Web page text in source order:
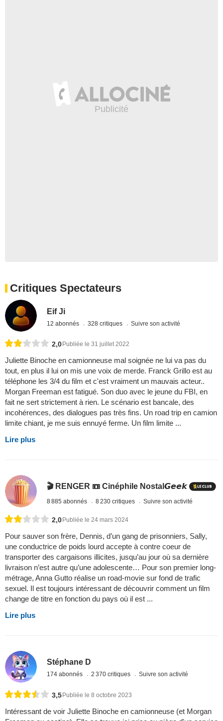
Critiques Spectateurs
Eif Ji
12 abonnés 328 critiques Suivre son activité
2,0 Publiée le 31 juillet 2022
Juliette Binoche en camionneuse mal soignée ne lui va pas du
tout, en plus il lui on mis une voix de merde. Franck Grillo est au
téléphone les 3/4 du film et c'est vraiment un mauvais acteur..
Morgan Freeman est fatigué. Son duo avec le jeune du FBI, en
fait ne sert strictement à rien. Le scénario est bancale, des
incohérences, des dialogues pas très fins. Un road trip en camion
limite chiant, je me suis ennuyé ferme. Un film limite ...
Lire plus
🎬 RENGER 📼 Cinéphile Nostal𝙂𝙚𝙚𝙠
8 885 abonnés 8 230 critiques Suivre son activité
2,0Publiée le 24 mars 2024
Pour sauver son frère, Dennis, d’un gang de prisonniers, Sally,
une conductrice de poids lourd accepte à contre coeur de
transporter des cargaisons illicites, jusqu’au jour où sa dernière
livraison n’est autre qu’une adolescente… Pour son premier long-
métrage, Anna Gutto réalise un road-movie sur fond de trafic
sexuel. Il est toujours intéressant de découvrir comment un film
change de titre en fonction du pays où il est ...
Lire plus
Stéphane D
174 abonnés 2 370 critiques Suivre son activité
3,5 Publiée le 8 octobre 2023
Intéressant de voir Juliette Binoche en camionneuse (et Morgan